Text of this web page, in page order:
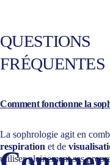
QUESTIONS
FRÉQUENTES
Comment fonctionne la
La sophrologie agit en
respiration et de
utiliser pleinement ses